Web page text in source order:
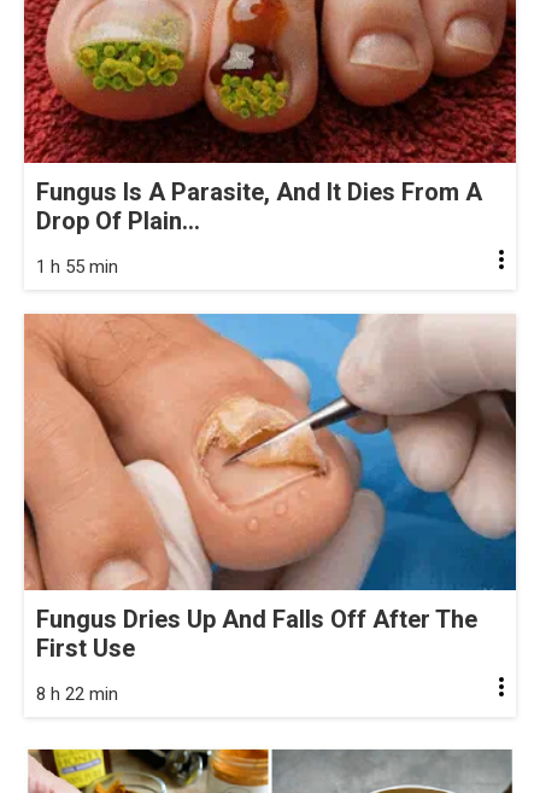
Fungus Is A Parasite, And It Dies From A
Drop Of Plain...
1 h 55 min
Fungus Dries Up And Falls Off After The
First Use
8 h 22 min